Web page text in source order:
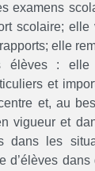
examens
scolaire;
elle
élèves : elle
et
et, au
vigueur et
dans les
d’élèves